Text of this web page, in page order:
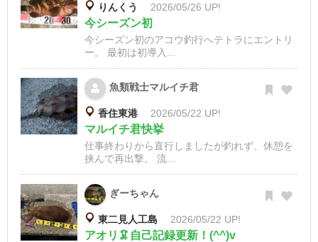
りんくう 2026/05/26 UP!
今シーズン初
今シーズン初のアコウ釣行へテトラにエントリ
ー。 最初は初導入...
魚類戦士マルイチ君
香住東港 2026/05/22 UP!
マルイチ君快挙
仕事終わりから直行しましたが釣れず、休憩を
挟んで再出撃。 流...
ぎーちゃん
東二見人工島 2026/05/22 UP!
アオリ🦑自己記録更新！(^^)v